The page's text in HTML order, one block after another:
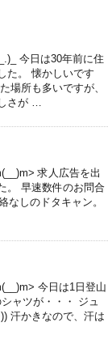
今日は30年前に住
た。 懐かしいです
場所も多いですが、
さが …
求人広告を出
。 早速数件のお問合
しのドタキャン。
今日は1日登山
ャツが・・・ ジュ
汗かきなので、汗は